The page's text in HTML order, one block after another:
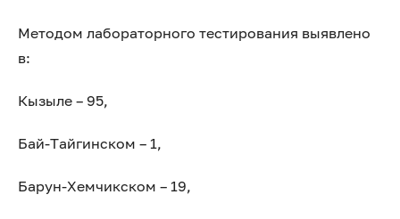
Методом лабораторного тестирования выявлено
в:
Кызыле – 95,
Бай-Тайгинском – 1,
Барун-Хемчикском – 19,